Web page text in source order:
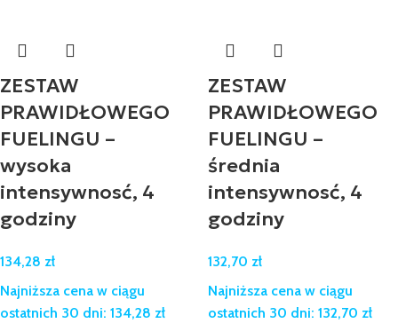
ZESTAW
PRAWIDŁOWEGO
FUELINGU –
wysoka
intensywnosć, 4
godziny
134,28 zł
Najniższa cena w ciągu
ostatnich 30 dni: 134,28 zł
ZESTAW
PRAWIDŁOWEGO
FUELINGU –
średnia
intensywnosć, 4
godziny
132,70 zł
Najniższa cena w ciągu
ostatnich 30 dni: 132,70 zł